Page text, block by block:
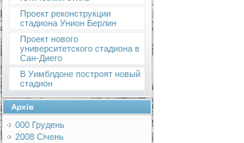
Проект реконструкции
стадиона Унион Берлин
Проект нового
университетского стадиона в
Сан-Диего
В Уимблдоне построят новый
стадион
Архів
000 Грудень
2008 Січень